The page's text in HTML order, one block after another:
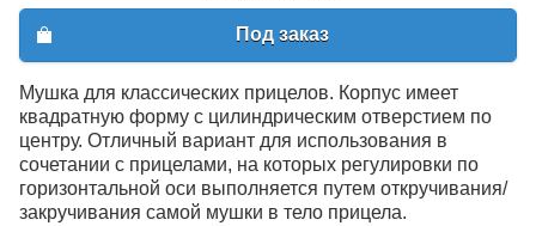
Под заказ
Мушка для классических прицелов. Корпус имеет
квадратную форму с цилиндрическим отверстием по
центру. Отличный вариант для использования в
сочетании с прицелами, на которых регулировки по
горизонтальной оси выполняется путем откручивания/
закручивания самой мушки в тело прицела.